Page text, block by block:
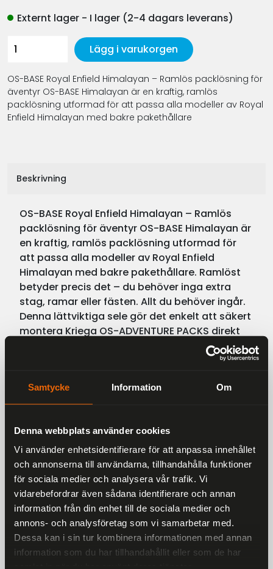
Samtycke Information Om
Denna webbplats använder cookies
Vi använder enhetsidentifierare för att anpassa innehållet
och annonserna till användarna, tillhandahålla funktioner
för sociala medier och analysera vår trafik. Vi
vidarebefordrar även sådana identifierare och annan
information från din enhet till de sociala medier och
annons- och analysföretag som vi samarbetar med.
Dessa kan i sin tur kombinera informationen med annan
information som du har tillhandahållit eller som de har
Externt lager - I lager (2-4 dagars leverans)
Lägg i varukorgen
OS-BASE Royal Enfield Himalayan – Ramlös packlösning för
äventyr OS-BASE Himalayan är en kraftig, ramlös
packlösning utformad för att passa alla modeller av Royal
Enfield Himalayan med bakre pakethållare
Beskrivning
OS-BASE Royal Enfield Himalayan – Ramlös
packlösning för äventyr OS-BASE Himalayan är
en kraftig, ramlös packlösning utformad för
att passa alla modeller av Royal Enfield
Himalayan med bakre pakethållare. Ramlöst
betyder precis det – du behöver inga extra
stag, ramar eller fästen. Allt du behöver ingår.
Denna lättviktiga sele gör det enkelt att säkert
montera Kriega OS-ADVENTURE PACKS direkt
på motorcykeln. Monteras på några minuter
och är byggd för att hålla i många år. Ett
anpassas efter dina framtida äventyr.
Rekommenderade packkombinationer
och reservdelar Kortare resor : 2 x OS-12 –
totalt 24 liter för helgens nödvändigheter
Längre äventyr : Upp till 3 x OS-18 – upp till 54
liter packkapacitet Flexibelt och modulärt
system Kriega OS-ADVENTURE PACKS är 100 %
vattentäta, extremt slitstarka och helt
modulära. Blanda olika storlekar och montera
två eller tre väskor beroende på hur mycket du
behöver ta med. För korta turer kan du